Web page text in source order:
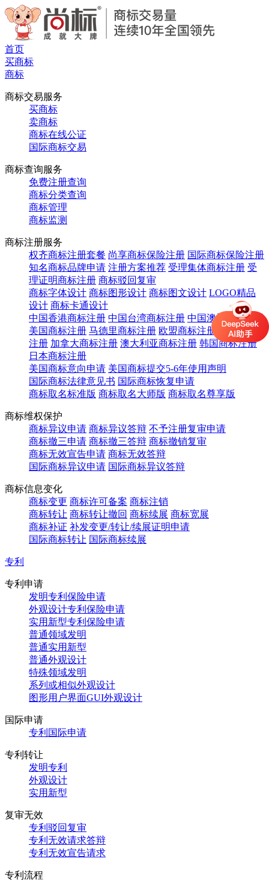
首页
买商标
商标
商标交易服务
买商标
卖商标
商标在线公证
国际商标交易
商标查询服务
免费注册查询
商标分类查询
商标管理
商标监测
商标注册服务
权齐商标注册套餐 尚享商标保险注册 国际商标保险注册
知名商标品牌申请 注册方案推荐 受理集体商标注册 受
理证明商标注册 商标驳回复审
商标字体设计 商标图形设计 商标图文设计 LOGO精品
设计 商标卡通设计
中国香港商标注册 中国台湾商标注册 中国澳门商标注册
美国商标注册 马德里商标注册 欧盟商标注册
英国商标
注册 加拿大商标注册 澳大利亚商标注册 韩国商标注册
日本商标注册
美国商标意向申请 美国商标提交5-6年使用声明
国际商标法律意见书 国际商标恢复申请
商标取名标准版 商标取名大师版 商标取名尊享版
商标维权保护
商标异议申请 商标异议答辩 不予注册复审申请
商标撤三申请 商标撤三答辩 商标撤销复审
商标无效宣告申请 商标无效答辩
国际商标异议申请 国际商标异议答辩
商标信息变化
商标变更 商标许可备案 商标注销
商标转让 商标转让撤回 商标续展 商标宽展
商标补证 补发变更/转让/续展证明申请
国际商标转让 国际商标续展
专利
专利申请
发明专利保险申请
外观设计专利保险申请
实用新型专利保险申请
普通领域发明
普通实用新型
普通外观设计
特殊领域发明
系列或相似外观设计
图形用户界面GUI外观设计
国际申请
专利国际申请
专利转让
发明专利
外观设计
实用新型
复审无效
专利驳回复审
专利无效请求答辩
专利无效宣告请求
专利流程